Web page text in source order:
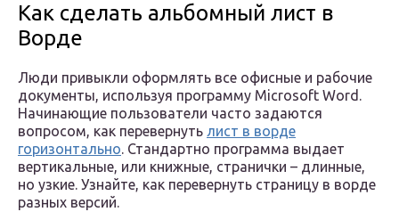
Как сделать альбомный лист в
Ворде
Люди привыкли оформлять все офисные и рабочие
документы, используя программу Microsoft Word.
Начинающие пользователи часто задаются
вопросом, как перевернуть лист в ворде
горизонтально. Стандартно программа выдает
вертикальные, или книжные, странички – длинные,
но узкие. Узнайте, как перевернуть страницу в ворде
разных версий.